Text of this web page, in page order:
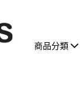
商品分類